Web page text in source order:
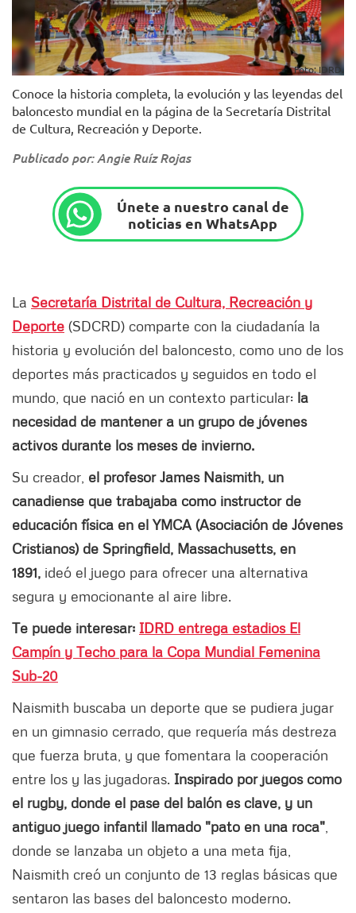
Foto: IDRD.
Conoce la historia completa, la evolución y las leyendas del
baloncesto mundial en la página de la Secretaría Distrital
de Cultura, Recreación y Deporte.
Publicado por: Angie Ruíz Rojas
Únete a nuestro canal de
noticias en WhatsApp
La Secretaría Distrital de Cultura, Recreación y
Deporte (SDCRD) comparte con la ciudadanía la
historia y evolución del baloncesto, como uno de los
deportes más practicados y seguidos en todo el
mundo, que nació en un contexto particular: la
necesidad de mantener a un grupo de jóvenes
activos durante los meses de invierno.
Su creador, el profesor James Naismith, un
canadiense que trabajaba como instructor de
educación física en el YMCA (Asociación de Jóvenes
Cristianos) de Springfield, Massachusetts, en
1891, ideó el juego para ofrecer una alternativa
segura y emocionante al aire libre.
Te puede interesar: IDRD entrega estadios El
Campín y Techo para la Copa Mundial Femenina
Sub-20
Naismith buscaba un deporte que se pudiera jugar
en un gimnasio cerrado, que requería más destreza
que fuerza bruta, y que fomentara la cooperación
entre los y las jugadoras. Inspirado por juegos como
el rugby, donde el pase del balón es clave, y un
antiguo juego infantil llamado "pato en una roca"
donde se lanzaba un objeto a una meta fija,
Naismith creó un conjunto de 13 reglas básicas que
sentaron las bases del baloncesto moderno.